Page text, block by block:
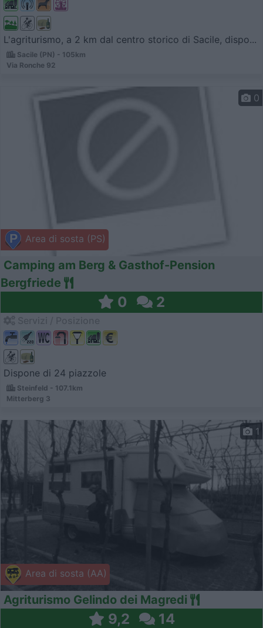
L'agriturismo, a 2 km dal centro storico di Sacile, dispo...
Sacile (PN) - 105km
Via Ronche 92
Area di sosta (PS)
0
Camping am Berg & Gasthof-Pension
Bergfriede
0 2
Dispone di 24 piazzole
Steinfeld - 107.1km
Mitterberg 3
Area di sosta (AA)
1
Agriturismo Gelindo dei Magredi
9,2 14